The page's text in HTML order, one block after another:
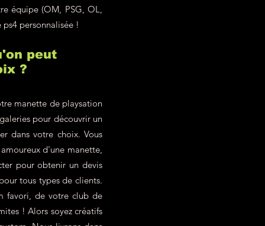
équipe (OM, PSG, OL,
personnalisée !
peut
?
manette de playsation
pour découvrir un
dans votre choix. Vous
d'une manette,
pour obtenir un devis
tous types de clients.
favori, de votre club de
! Alors soyez créatifs